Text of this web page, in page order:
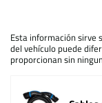
Esta información sirve
del vehículo puede
proporcionan sin